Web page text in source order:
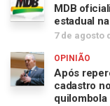
MDB
estadual
7 de agosto
OPINIÃO
Após
cadastro
quilombola